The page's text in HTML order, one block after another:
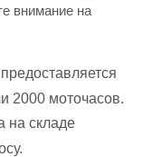
внимание на
2000 моточасов.
на складе